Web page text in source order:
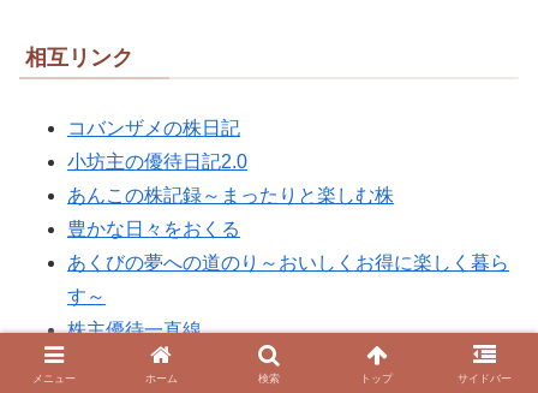
相互リンク
コバンザメの株日記
小坊主の優待日記2.0
あんこの株記録～まったりと楽しむ株
豊かな日々をおくる
あくびの夢への道のり～おいしくお得に楽しく暮ら
す～
株主優待一直線
株主優待と懸賞日記Ⅱ
メニュー ホーム 検索 トップ サイドバー